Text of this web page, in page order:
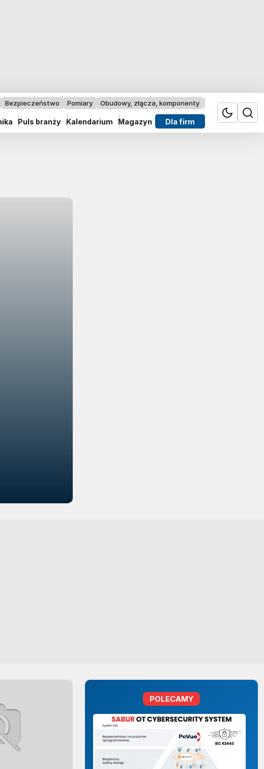
Bezpieczeństwo Pomiary Obudowy, złącza, komponenty Przemysł 4.0
Puls branży Kalendarium Magazyn Dla firm
POLECAMY